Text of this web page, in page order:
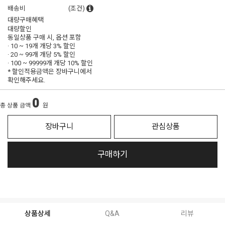
배송비 (조건)
대량구매혜택
대량할인
동일상품 구매 시, 옵션 포함
· 10 ~ 19개 개당3% 할인
· 20 ~ 99개 개당 5% 할인
· 100 ~ 99999개 개당 10% 할인
* 할인적용금액은 장바구니에서
확인해주세요.
총 상품 금액 0 원
장바구니 관심상품
구매하기
상품상세 Q&A 리뷰